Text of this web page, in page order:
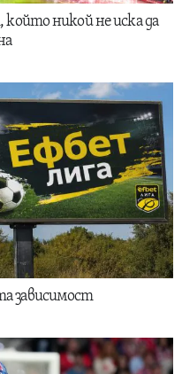
никой не иска да
зависимост